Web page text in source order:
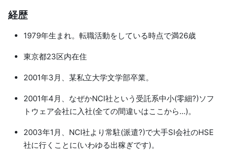
経歴
1979年生まれ。転職活動をしている時点で満26歳
東京都23区内在住
2001年3月、某私立大学文学部卒業。
2001年4月、なぜかNCI社という受託系中小(零細?)ソフ
トウェア会社に入社(全ての間違いはここから...)。
2003年1月、NCI社より常駐(派遣?)で大手SI会社のHSE
社に行くことに(いわゆる出稼ぎです)。